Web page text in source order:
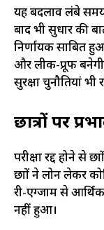
यह बदलाव लंबे समय
बाद भी सुधार की
निर्णायक साबित
और लीक-प्रूफ
सुरक्षा चुनौतियां भी
छात्रों पर
परीक्षा रद्द होने से
छात्रों ने लोन लेकर
री-एग्जाम से
नहीं हुआ।